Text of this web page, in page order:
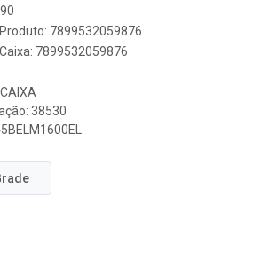
7899532059876
7899532059876
38530